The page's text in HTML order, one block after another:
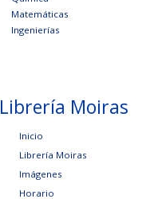
Matemáticas
Ingenierías
Librería Moiras
Inicio
Librería Moiras
Imágenes
Horario